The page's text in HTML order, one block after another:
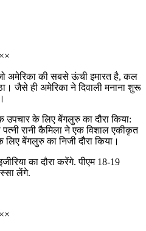
अमेरिका की सबसे ऊंची इमारत है, कल
जैसे ही अमेरिका ने दिवाली मनाना शुरू
उपचार के लिए बेंगलुरु का दौरा किया:
रानी कैमिला ने एक विशाल एकीकृत
बेंगलुरु का निजी दौरा किया।
का दौरा करेंगे. पीएम 18-19
लेंगे.